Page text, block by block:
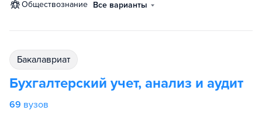
обществознание Все варианты
бакалавриат
Бухгалтерский учет, анализ и аудит
69 вузов